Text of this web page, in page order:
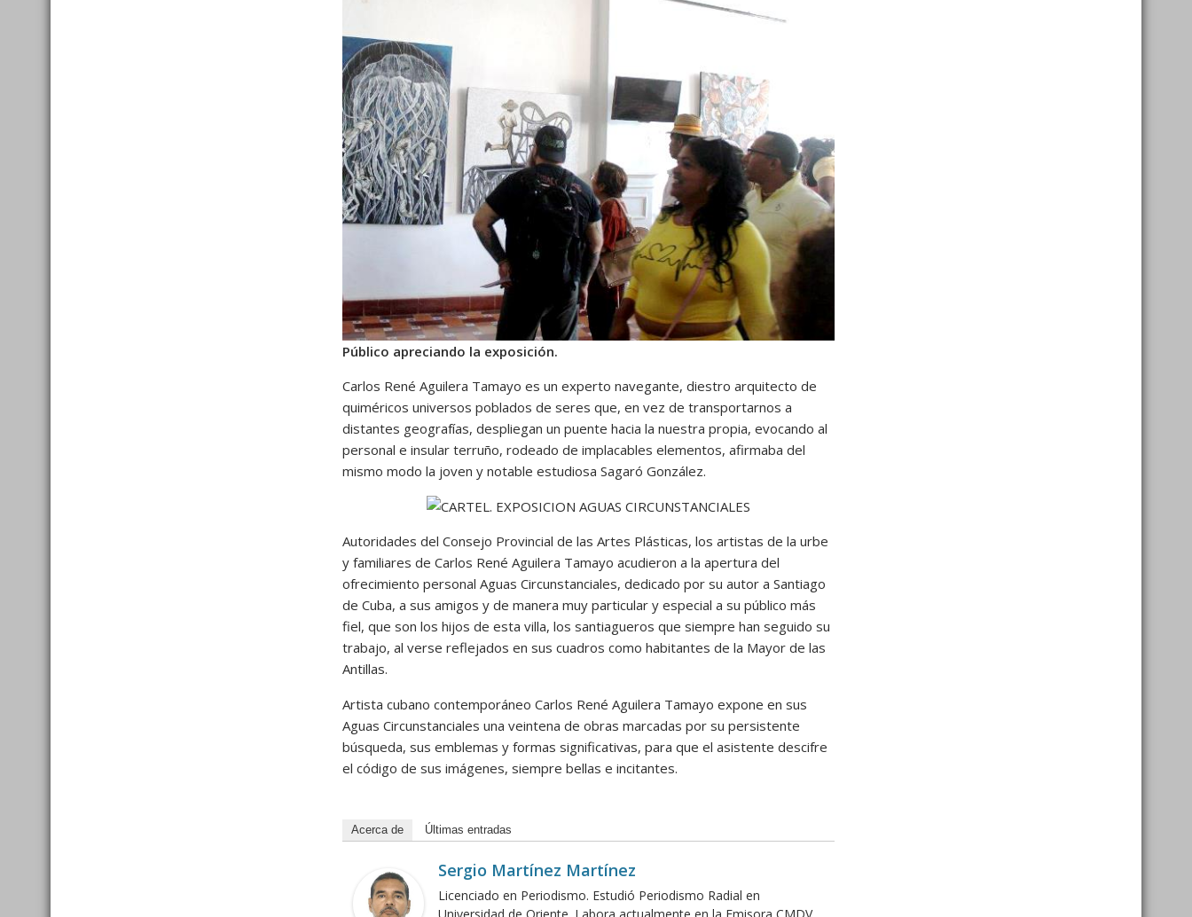
Público apreciando la exposición.
Carlos René Aguilera Tamayo es un experto navegante, diestro arquitecto de
quiméricos universos poblados de seres que, en vez de transportarnos a
distantes geografías, despliegan un puente hacia la nuestra propia, evocando al
personal e insular terruño, rodeado de implacables elementos, afirmaba del
mismo modo la joven y notable estudiosa Sagaró González.
Autoridades del Consejo Provincial de las Artes Plásticas, los artistas de la urbe
y familiares de Carlos René Aguilera Tamayo acudieron a la apertura del
ofrecimiento personal Aguas Circunstanciales, dedicado por su autor a Santiago
de Cuba, a sus amigos y de manera muy particular y especial a su público más
fiel, que son los hijos de esta villa, los santiagueros que siempre han seguido su
trabajo, al verse reflejados en sus cuadros como habitantes de la Mayor de las
Antillas.
Artista cubano contemporáneo Carlos René Aguilera Tamayo expone en sus
Aguas Circunstanciales una veintena de obras marcadas por su persistente
búsqueda, sus emblemas y formas significativas, para que el asistente descifre
el código de sus imágenes, siempre bellas e incitantes.
Acerca de Últimas entradas
Sergio Martínez Martínez
Licenciado en Periodismo. Estudió Periodismo Radial en